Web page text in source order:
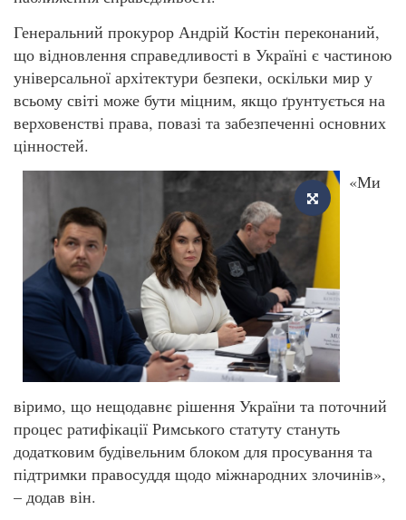
Генеральний прокурор Андрій Костін переконаний,
що відновлення справедливості в Україні є частиною
універсальної архітектури безпеки, оскільки мир у
всьому світі може бути міцним, якщо ґрунтується на
верховенстві права, повазі та забезпеченні основних
цінностей.
«Ми
віримо, що нещодавнє рішення України та поточний
процес ратифікації Римського статуту стануть
додатковим будівельним блоком для просування та
підтримки правосуддя щодо міжнародних злочинів»,
– додав він.